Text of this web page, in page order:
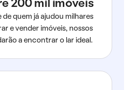
200 mil imóveis
quem já ajudou milhares
e vender imóveis, nossos
a encontrar o lar ideal.